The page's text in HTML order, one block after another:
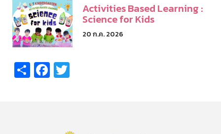
Activities Based Learning :
Science for Kids
20 ก.ค. 2026
ShareFacebook